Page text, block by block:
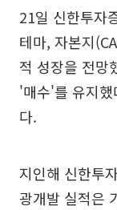
21일 신한투자
테마, 자본지
적 성장을 전망
'매수'를 유지
다.
지인해 신한투
광개발 실적은